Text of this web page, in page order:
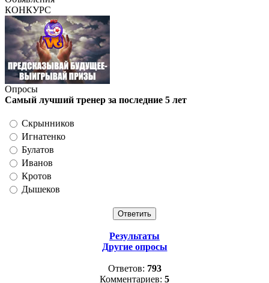
КОНКУРС
Опросы
Самый лучший тренер за последние 5 лет
Скрынников
Игнатенко
Булатов
Иванов
Кротов
Дышеков
Результаты
Другие опросы
Ответов: 793
Комментариев: 5